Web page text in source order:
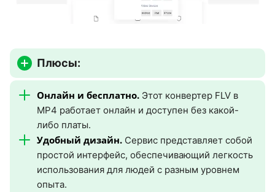
Плюсы:
Онлайн и бесплатно. Этот конвертер FLV в
MP4 работает онлайн и доступен без какой-
либо платы.
Удобный дизайн. Сервис представляет собой
простой интерфейс, обеспечивающий легкость
использования для людей с разным уровнем
опыта.